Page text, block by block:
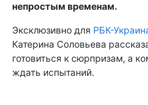
непростым временам.
Эксклюзивно для РБК-
Катерина Соловьева
готовиться к сюрпризам, а
ждать испытаний.